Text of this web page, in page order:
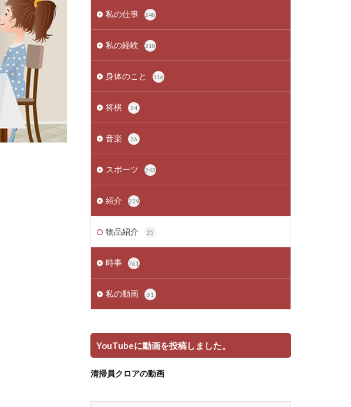
私の仕事 248
私の経験 210
身体のこと 116
将棋 24
音楽 26
スポーツ 243
紹介 279
物品紹介 25
時事 761
私の動画 61
YouTubeに動画を投稿しました。
清掃員クロアの動画